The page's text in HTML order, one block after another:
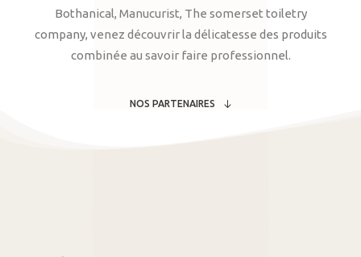
Bothanical, Manucurist, The somerset toiletry
company, venez découvrir la délicatesse des produits
combinée au savoir faire professionnel.
NOS PARTENAIRES